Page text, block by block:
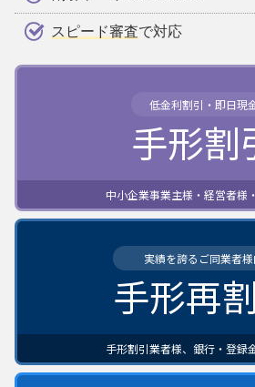
スピード審査で対応
低金利割引・即日現
手形割
中小企業事業主様・経営者様
実績を誇るご同業者
手形再
手形割引業者様、銀行・登録